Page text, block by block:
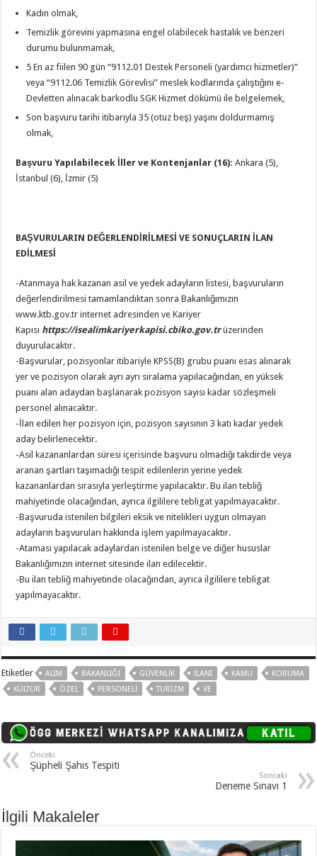
Kadın olmak,
Temizlik görevini yapmasına engel olabilecek hastalık ve benzeri
durumu bulunmamak,
5 En az fiilen 90 gün “9112.01 Destek Personeli (yardımcı hizmetler)”
veya “9112.06 Temizlik Görevlisi” meslek kodlarında çalıştığını e-
Devletten alınacak barkodlu SGK Hizmet dökümü ile belgelemek,
Son başvuru tarihi itibarıyla 35 (otuz beş) yaşını doldurmamış
olmak,
Başvuru Yapılabilecek İller ve Kontenjanlar (16):Ankara (5),
İstanbul (6), İzmir (5)
BAŞVURULARIN DEĞERLENDİRİLMESİ VE SONUÇLARIN İLAN
EDİLMESİ
-Atanmaya hak kazanan asil ve yedek adayların listesi, başvuruların
değerlendirilmesi tamamlandıktan sonra Bakanlığımızın
www.ktb.gov.tr internet adresinden ve Kariyer
Kapısı https://isealimkariyerkapisi.cbiko.gov.tr üzerinden
duyurulacaktır.
-Başvurular, pozisyonlar itibariyle KPSS(B) grubu puanı esas alınarak
yer ve pozisyon olarak ayrı ayrı sıralama yapılacağından, en yüksek
puanı alan adaydan başlanarak pozisyon sayısı kadar sözleşmeli
personel alınacaktır.
-İlan edilen her pozisyon için, pozisyon sayısının 3 katı kadar yedek
aday belirlenecektir.
-Asil kazananlardan süresi içerisinde başvuru olmadığı takdirde veya
aranan şartları taşımadığı tespit edilenlerin yerine yedek
kazananlardan sırasıyla yerleştirme yapılacaktır. Bu ilan tebliğ
mahiyetinde olacağından, ayrıca ilgililere tebligat yapılmayacaktır.
-Başvuruda istenilen bilgileri eksik ve nitelikleri uygun olmayan
adayların başvuruları hakkında işlem yapılmayacaktır.
-Ataması yapılacak adaylardan istenilen belge ve diğer hususlar
Bakanlığımızın internet sitesinde ilan edilecektir.
-Bu ilan tebliğ mahiyetinde olacağından, ayrıca ilgililere tebligat
yapılmayacaktır.
Etiketler ALIM BAKANLIĞI GÜVENLIK ILANI KAMU
KORUMA
KÜLTÜR
ÖZEL PERSONELI TURIZM VE
Önceki
Şüpheli Şahıs Tespiti
Sonraki
Deneme Sınavı 1
İlgili Makaleler